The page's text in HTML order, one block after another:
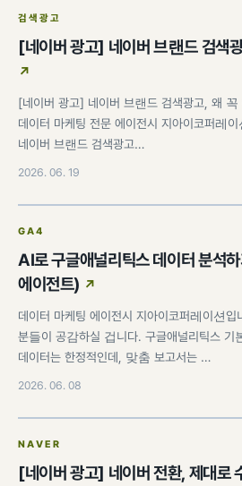
검색광고
[네이버 광고] 네이버 브랜드 검색
[네이버 광고] 네이버 브랜드 검색광고, 왜
데이터 마케팅 전문 에이전시 지아이코퍼레
네이버 브랜드 검색광고…
2026. 06. 19
GA4
AI로 구글애널리틱스 데이터 분석
에이전트)
데이터 마케팅 에이전시 지아이코퍼레이션입
분들이 공감하실 겁니다. 구글애널리틱스 기
데이터는 한정적인데, 맞춤 보고서는 …
2026. 06. 08
NAVER
[네이버 광고] 네이버 전환, 제대로